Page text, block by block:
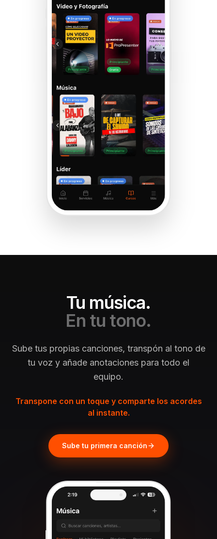
Tu música.
En tu tono.
Sube tus propias canciones, transpón al tono de
tu voz y añade anotaciones para todo el
equipo.
Transpone con un toque y comparte los acordes
al instante.
Sube tu primera canción